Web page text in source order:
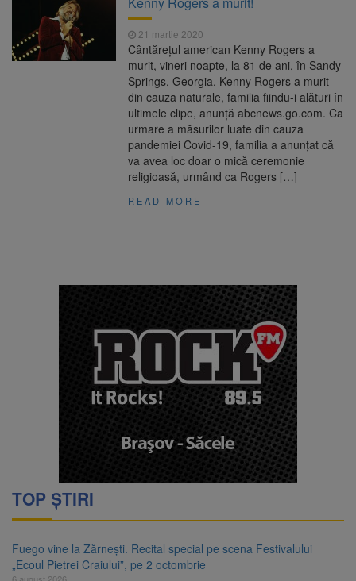
are loc între 14 și 16 august
6 august 2026
Uniunea Europeană acordă
Ucrainei încă 1,4 miliarde de euro din
veniturile activelor rusești înghețate
Motorina a ajuns la 11,68 lei
Fuego vine la Zărnești.
Recital special pe scena Festivalului „Ecoul
Pietrei Craiului”, pe 2 octombrie
21 martie 2020
Cântăreţul american Kenny Rogers a
murit, vineri noapte, la 81 de ani, în Sandy
Springs, Georgia. Kenny Rogers a murit
din cauza naturale, familia fiindu-i alături în
ultimele clipe, anunţă abcnews.go.com. Ca
urmare a măsurilor luate din cauza
pandemiei Covid-19, familia a anunţat că
va avea loc doar o mică ceremonie
religioasă, urmând ca Rogers […]
READ MORE
TOP ȘTIRI
Fuego vine la Zărnești. Recital special pe scena Festivalului
„Ecoul Pietrei Craiului”, pe 2 octombrie